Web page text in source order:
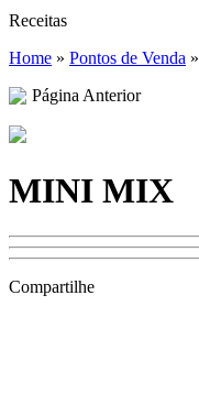
Receitas
Home » Pontos de Venda »
Página Anterior
MINI MIX
Compartilhe